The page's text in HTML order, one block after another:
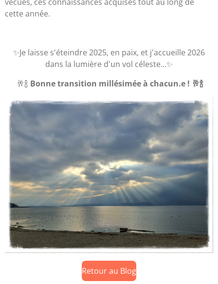
cette année.
✨Je laisse s'éteindre 2025, en paix, et j'accueille 2026
dans la lumière d'un vol céleste…✨
🥂🍾 Bonne transition millésimée à chacun.e ! 🥂🍾
Retour au Blog